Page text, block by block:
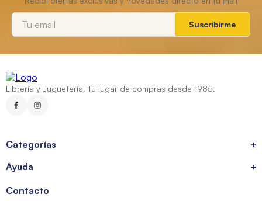
Suscribirme
Librería y Juguetería. Tu lugar de compras desde 1985.
Categorías
+
Ayuda
+
Contacto